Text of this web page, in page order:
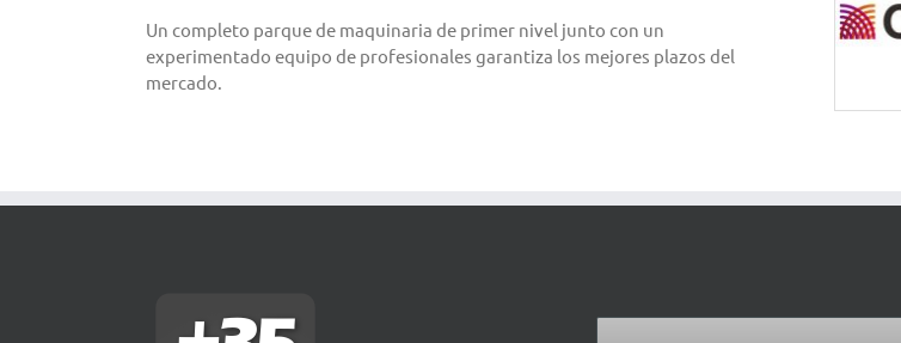
Un completo parque de maquinaria de primer nivel junto con un
experimentado equipo de profesionales garantiza los mejores plazos del
mercado.